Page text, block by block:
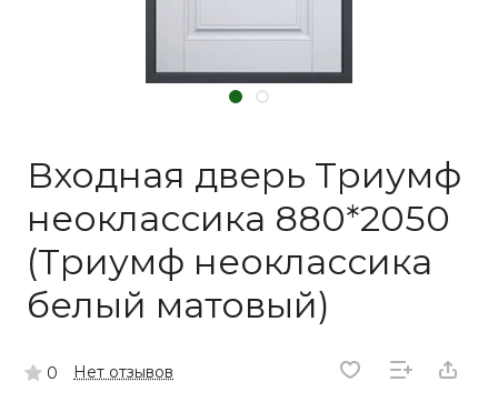
Входная дверь Триумф
неоклассика 880*2050
(Триумф неоклассика
белый матовый)
0 Нет отзывов